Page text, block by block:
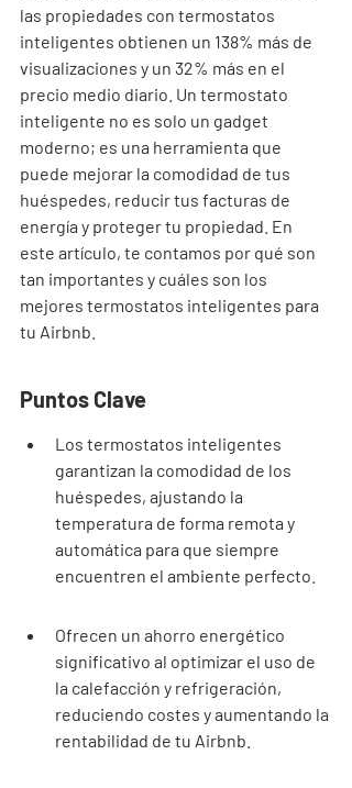
las propiedades con termostatos
inteligentes obtienen un 138% más de
visualizaciones y un 32% más en el
precio medio diario. Un termostato
inteligente no es solo un gadget
moderno; es una herramienta que
puede mejorar la comodidad de tus
huéspedes, reducir tus facturas de
energía y proteger tu propiedad. En
este artículo, te contamos por qué son
tan importantes y cuáles son los
mejores termostatos inteligentes para
tu Airbnb.
Puntos Clave
Los termostatos inteligentes
garantizan la comodidad de los
huéspedes, ajustando la
temperatura de forma remota y
automática para que siempre
encuentren el ambiente perfecto.
Ofrecen un ahorro energético
significativo al optimizar el uso de
la calefacción y refrigeración,
reduciendo costes y aumentando la
rentabilidad de tu Airbnb.